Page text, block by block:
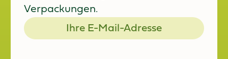
Verpackungen.